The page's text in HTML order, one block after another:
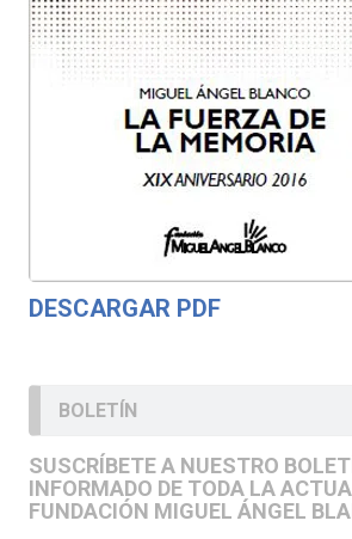
DESCARGAR PDF
BOLETÍN
SUSCRÍBETE A NUESTRO
INFORMADO DE TODA LA
FUNDACIÓN MIGUEL ÁNGEL